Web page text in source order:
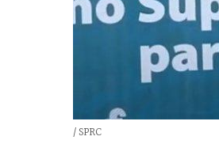
Créditos
/ SPRC